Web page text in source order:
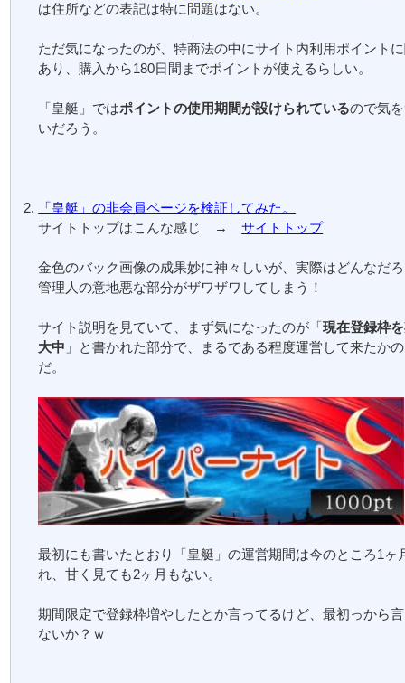
は住所などの表記は特に問題はない。
ただ気になったのが、特商法の中にサイト内利用ポイント
あり、購入から180日間までポイントが使えるらしい。
「皇艇」ではポイントの使用期間が設けられているので気
いだろう。
「皇艇」の非会員ページを検証してみた。
サイトトップはこんな感じ →サイトトップ
金色のバック画像の成果妙に神々しいが、実際はどんなだ
管理人の意地悪な部分がザワザワしてしまう！
サイト説明を見ていて、まず気になったのが「現在登録枠
大中 」と書かれた部分で、まるである程度運営して来たか
だ。
最初にも書いたとおり「皇艇」の運営期間は今のところ1ヶ
れ、甘く見ても2ヶ月もない。
期間限定で登録枠増やしたとか言ってるけど、最初っから
ないか？ｗ